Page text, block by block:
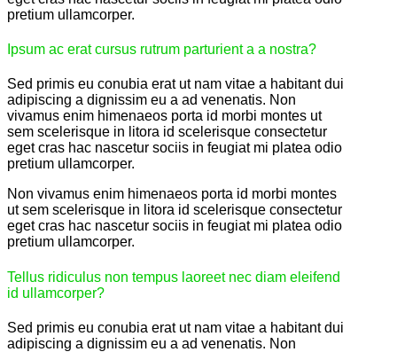
pretium ullamcorper.
Ipsum ac erat cursus rutrum parturient a a nostra?
Sed primis eu conubia erat ut nam vitae a habitant dui
adipiscing a dignissim eu a ad venenatis. Non
vivamus enim himenaeos porta id morbi montes ut
sem scelerisque in litora id scelerisque consectetur
eget cras hac nascetur sociis in feugiat mi platea odio
pretium ullamcorper.
Non vivamus enim himenaeos porta id morbi montes
ut sem scelerisque in litora id scelerisque consectetur
eget cras hac nascetur sociis in feugiat mi platea odio
pretium ullamcorper.
Tellus ridiculus non tempus laoreet nec diam eleifend
id ullamcorper?
Sed primis eu conubia erat ut nam vitae a habitant dui
adipiscing a dignissim eu a ad venenatis. Non